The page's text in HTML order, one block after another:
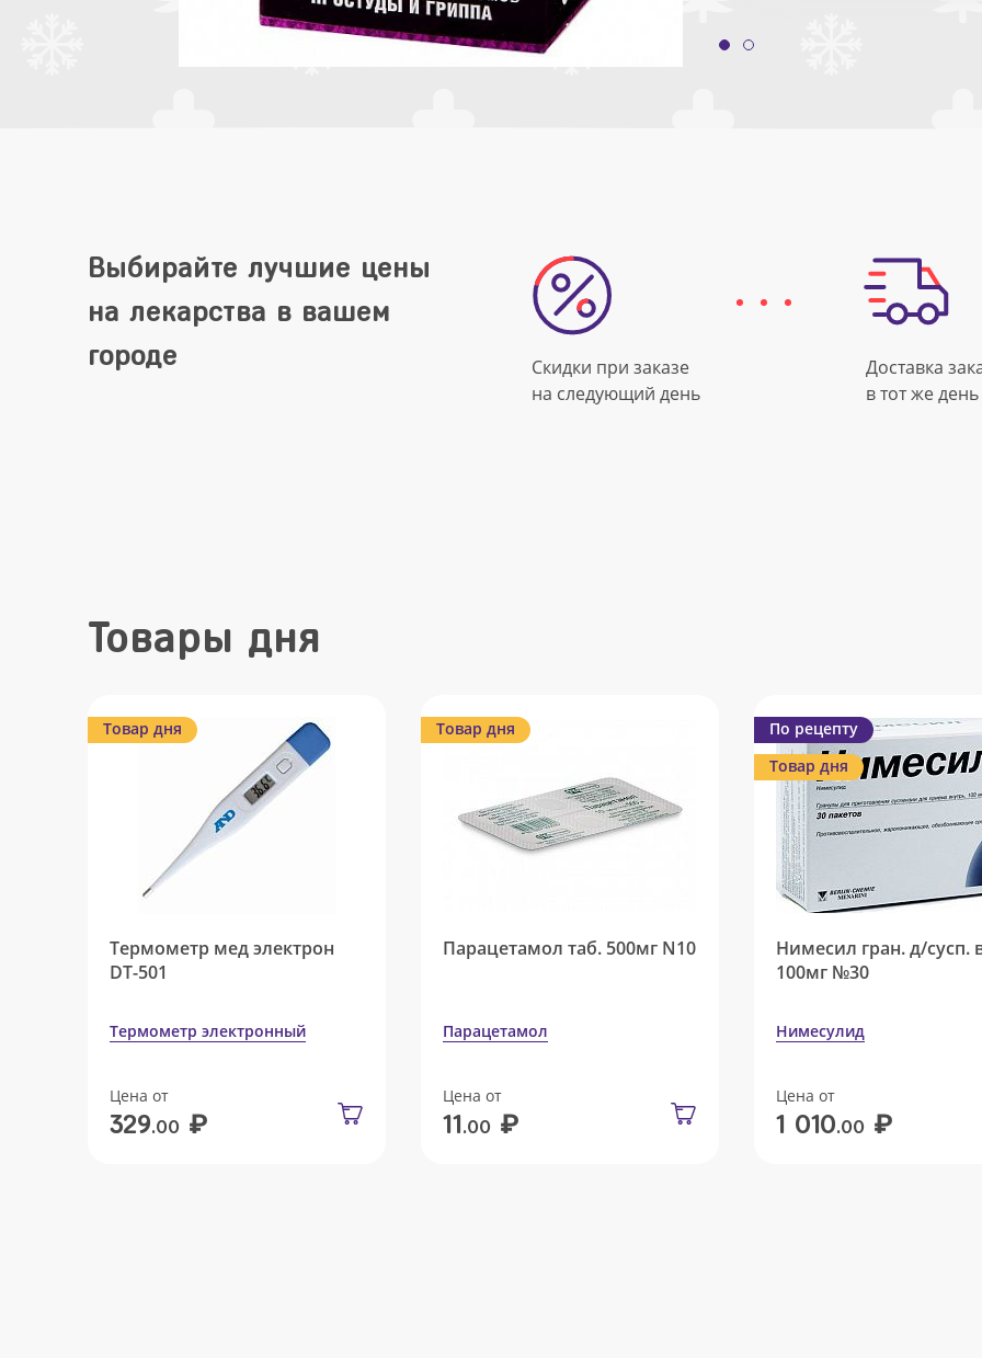
Выбирайте лучшие цены
на лекарства в вашем
городе
Скидки при заказе
на следующий день
Доставка
в тот же день
Товары дня
Товар дня
Термометр мед электрон
DT-501
Термометр электронный
Цена от
329.00 ₽
Товар дня
Парацетамол таб. 500мг N10
Парацетамол
Цена от
11.00 ₽
По рецепту
Товар дня
Нимесил гран. д/сусп.
100мг №30
Нимесулид
Цена от
1 010.00 ₽